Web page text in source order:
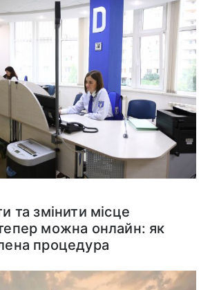
та змінити місце
можна онлайн: як
процедура